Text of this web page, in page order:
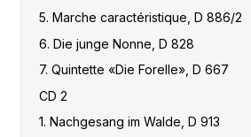
5. Marche caractéristique, D 886/2
6. Die junge Nonne, D 828
7. Quintette «Die Forelle», D 667
CD 2
1. Nachgesang im Walde, D 913